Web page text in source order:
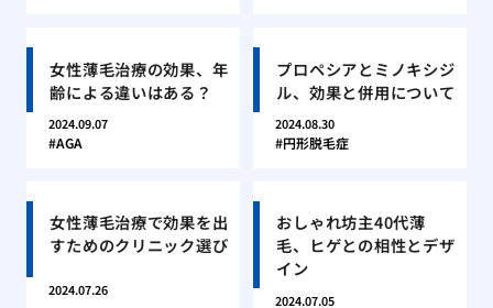
女性薄毛治療の効果、年
齢による違いはある？
2024.09.07
AGA
プロペシアとミノキシジ
ル、効果と併用について
2024.08.30
円形脱毛症
女性薄毛治療で効果を出
すためのクリニック選び
2024.07.26
おしゃれ坊主40代薄
毛、ヒゲとの相性とデザ
イン
2024.07.05